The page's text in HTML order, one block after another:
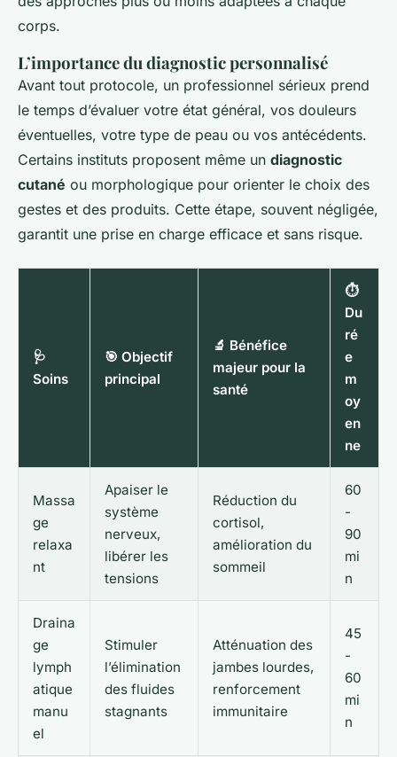
corps.
L’importance du diagnostic personnalisé
Avant tout protocole, un professionnel sérieux prend
le temps d’évaluer votre état général, vos douleurs
éventuelles, votre type de peau ou vos antécédents.
Certains instituts proposent même un diagnostic
cutané ou morphologique pour orienter le choix des
gestes et des produits. Cette étape, souvent négligée,
garantit une prise en charge efficace et sans risque.
🩺
Soins
🎯 Objectif
principal
🔬 Bénéfice
majeur pour la
santé
⏱️
Du
ré
e
m
oy
en
ne
Massa
ge
relaxa
nt
Apaiser le
système
nerveux,
libérer les
tensions
Réduction du
cortisol,
amélioration du
sommeil
60
-
90
mi
n
Draina
ge
lymph
atique
manu
el
Stimuler
l’élimination
des fluides
stagnants
Atténuation des
jambes lourdes,
renforcement
immunitaire
45
-
60
mi
n